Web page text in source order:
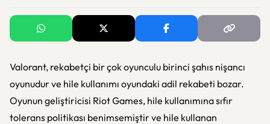
Valorant, rekabetçi bir çok oyunculu birinci şahıs nişancı
oyunudur ve hile kullanımı oyundaki adil rekabeti bozar.
Oyunun geliştiricisi Riot Games, hile kullanımına sıfır
tolerans politikası benimsemiştir ve hile kullanan